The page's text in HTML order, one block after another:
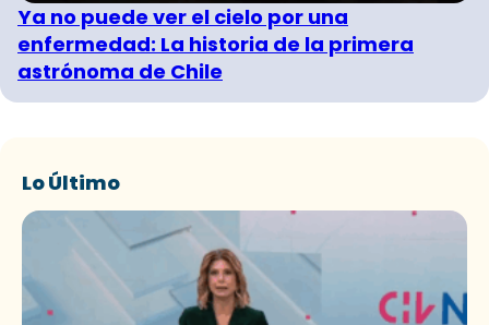
Ya no puede ver el cielo por una
enfermedad: La historia de la primera
astrónoma de Chile
Lo Último